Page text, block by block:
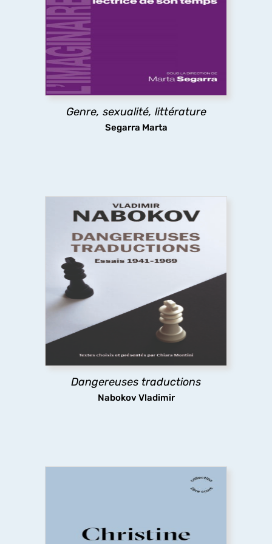
Genre, sexualité, littérature
Segarra Marta
Théories féministes et queers, psychanalyse,
déconstruction, question décoloniale, politiques
de la traduction, pédagogies féministes. Les
essais ici réunis montrent comment, selon les
mots de Anne Emmanuelle Berger, « ce que la
littérature fait au genre, c'est défaire son ordre,
attenter à son unité et sa souveraineté ».
découvrir
Dangereuses traductions
Nabokov Vladimir
Dangereuses traductions
À partir de textes pour la plupart inédits en
français, cet ouvrage présente la pensée et les
pratiques de la traduction de Nabokov, leur
évolution dans le temps jusqu’à la défense
radicale du littéralisme, une position extrême et
découvrir
Sarah Kofman en 1983 : Comment s’en sortir ?